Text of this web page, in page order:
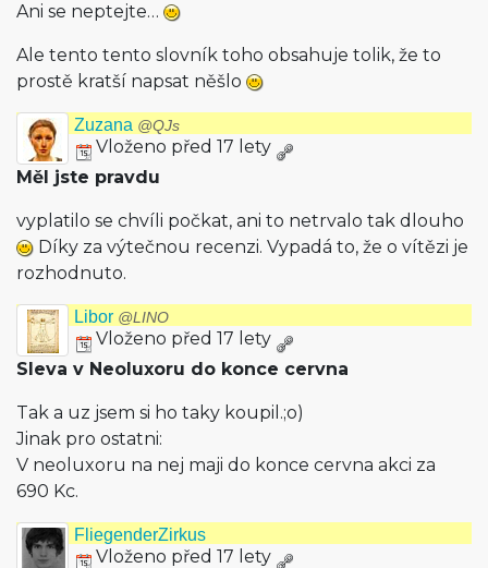
Ani se neptejte…
Ale tento tento slovník toho obsahuje tolik, že to
prostě kratší napsat něšlo
Zuzana @QJs
Vloženo před 17 lety
Měl jste pravdu
vyplatilo se chvíli počkat, ani to netrvalo tak dlouho
Díky za výtečnou recenzi. Vypadá to, že o vítězi je
rozhodnuto.
Libor @LINO
Vloženo před 17 lety
Sleva v Neoluxoru do konce cervna
Tak a uz jsem si ho taky koupil.;o)
Jinak pro ostatni:
V neoluxoru na nej maji do konce cervna akci za
690 Kc.
FliegenderZirkus
Vloženo před 17 lety